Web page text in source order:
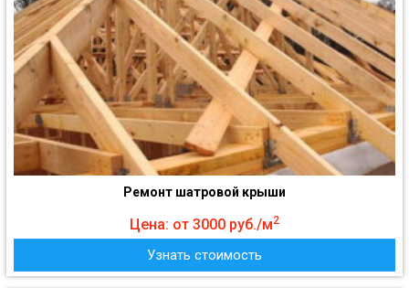
Ремонт шатровой крыши
Цена: от 3000 руб./м2
Узнать стоимость